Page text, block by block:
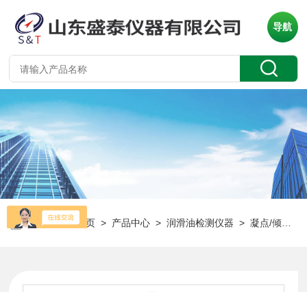
导航
当前位置：首页 > 产品中心 >润滑油检测仪器 >凝点/倾点测定仪